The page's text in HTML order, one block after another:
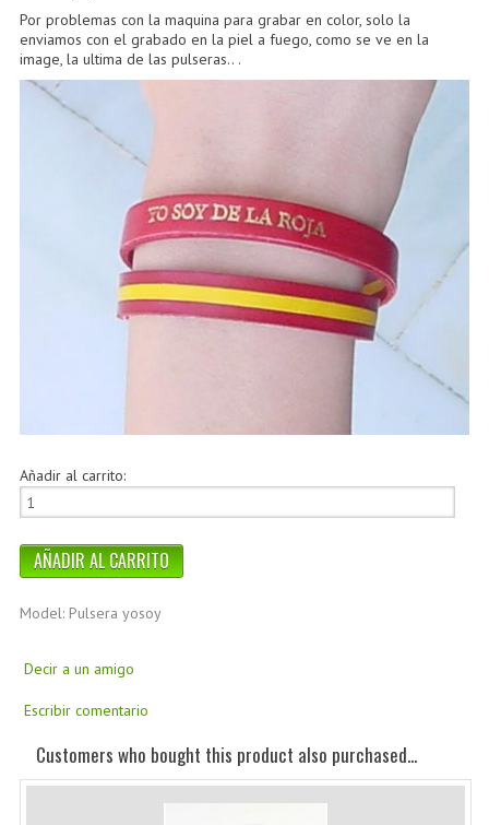
Por problemas con la maquina para grabar en color, solo la
enviamos con el grabado en la piel a fuego, como se ve en la
image, la ultima de las pulseras.. .
Añadir al carrito:
Model: Pulsera yosoy
Decir a un amigo
Escribir comentario
Customers who bought this product also purchased...